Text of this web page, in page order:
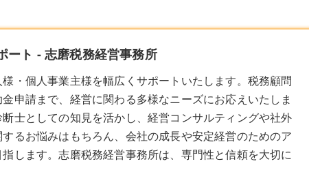
ート - 志磨税務経営事務所
・個人事業主様を幅広くサポートいたします。税務顧問
申請まで、経営に関わる多様なニーズにお応えいたしま
士としての知見を活かし、経営コンサルティングや社外
るお悩みはもちろん、会社の成長や安定経営のためのア
します。志磨税務経営事務所は、専門性と信頼を大切に